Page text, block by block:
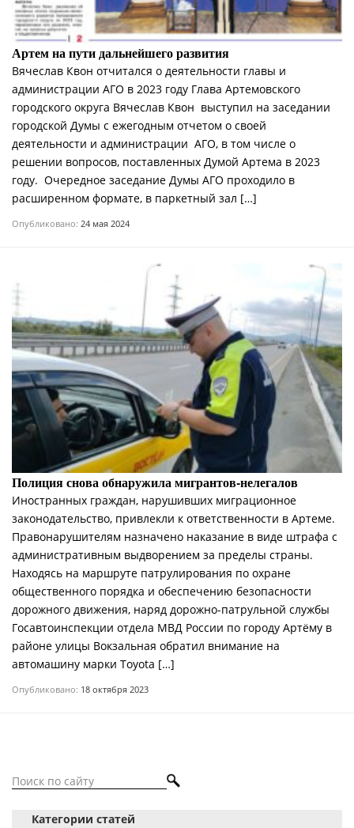
Артем на пути дальнейшего развития
Вячеслав Квон отчитался о деятельности главы и
администрации АГО в 2023 году Глава Артемовского
городского округа Вячеслав Квон выступил на заседании
городской Думы с ежегодным отчетом о своей
деятельности и администрации АГО, в том числе о
решении вопросов, поставленных Думой Артема в 2023
году. Очередное заседание Думы АГО проходило в
расширенном формате, в паркетный зал […]
Опубликовано: 24 мая 2024
Полиция снова обнаружила мигрантов-нелегалов
Иностранных граждан, нарушивших миграционное
законодательство, привлекли к ответственности в Артеме.
Правонарушителям назначено наказание в виде штрафа с
административным выдворением за пределы страны.
Находясь на маршруте патрулирования по охране
общественного порядка и обеспечению безопасности
дорожного движения, наряд дорожно-патрульной службы
Госавтоинспекции отдела МВД России по городу Артёму в
районе улицы Вокзальная обратил внимание на
автомашину марки Toyota […]
Опубликовано: 18 октября 2023
Категории статей